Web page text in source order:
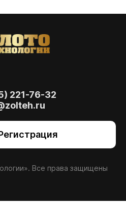
221-76-32
Все права защищены
сайта и улучшения
на использование